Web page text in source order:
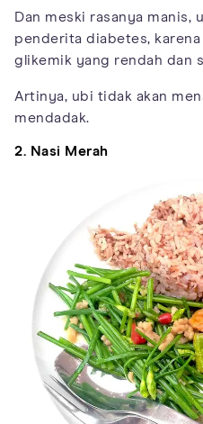
Dan meski rasanya manis,
penderita diabetes,
glikemik yang rendah dan
Artinya, ubi tidak akan
mendadak.
2. Nasi Merah